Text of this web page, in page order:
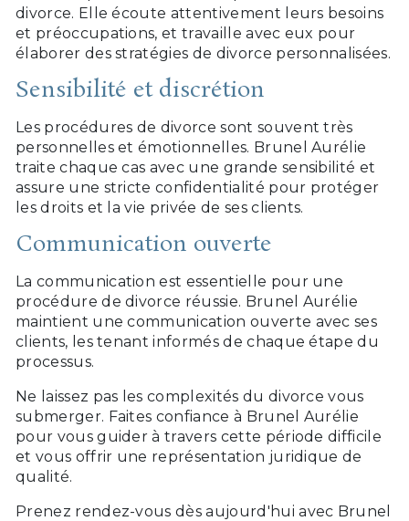
divorce. Elle écoute attentivement leurs besoins
et préoccupations, et travaille avec eux pour
élaborer des stratégies de divorce personnalisées.
Sensibilité et discrétion
Les procédures de divorce sont souvent très
personnelles et émotionnelles. Brunel Aurélie
traite chaque cas avec une grande sensibilité et
assure une stricte confidentialité pour protéger
les droits et la vie privée de ses clients.
Communication ouverte
La communication est essentielle pour une
procédure de divorce réussie. Brunel Aurélie
maintient une communication ouverte avec ses
clients, les tenant informés de chaque étape du
processus.
Ne laissez pas les complexités du divorce vous
submerger. Faites confiance à Brunel Aurélie
pour vous guider à travers cette période difficile
et vous offrir une représentation juridique de
qualité.
Prenez rendez-vous dès aujourd'hui avec Brunel